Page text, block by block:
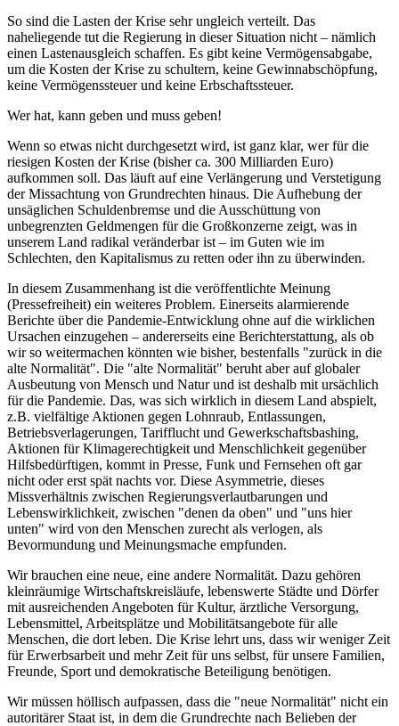
So sind die Lasten der Krise sehr ungleich verteilt. Das
naheliegende tut die Regierung in dieser Situation nicht – nämlich
einen Lastenausgleich schaffen. Es gibt keine Vermögensabgabe,
um die Kosten der Krise zu schultern, keine Gewinnabschöpfung,
keine Vermögenssteuer und keine Erbschaftssteuer.
Wer hat, kann geben und muss geben!
Wenn so etwas nicht durchgesetzt wird, ist ganz klar, wer für die
riesigen Kosten der Krise (bisher ca. 300 Milliarden Euro)
aufkommen soll. Das läuft auf eine Verlängerung und Verstetigung
der Missachtung von Grundrechten hinaus. Die Aufhebung der
unsäglichen Schuldenbremse und die Ausschüttung von
unbegrenzten Geldmengen für die Großkonzerne zeigt, was in
unserem Land radikal veränderbar ist – im Guten wie im
Schlechten, den Kapitalismus zu retten oder ihn zu überwinden.
In diesem Zusammenhang ist die veröffentlichte Meinung
(Pressefreiheit) ein weiteres Problem. Einerseits alarmierende
Berichte über die Pandemie-Entwicklung ohne auf die wirklichen
Ursachen einzugehen – andererseits eine Berichterstattung, als ob
wir so weitermachen könnten wie bisher, bestenfalls "zurück in die
alte Normalität". Die "alte Normalität" beruht aber auf globaler
Ausbeutung von Mensch und Natur und ist deshalb mit ursächlich
für die Pandemie. Das, was sich wirklich in diesem Land abspielt,
z.B. vielfältige Aktionen gegen Lohnraub, Entlassungen,
Betriebsverlagerungen, Tarifflucht und Gewerkschaftsbashing,
Aktionen für Klimagerechtigkeit und Menschlichkeit gegenüber
Hilfsbedürftigen, kommt in Presse, Funk und Fernsehen oft gar
nicht oder erst spät nachts vor. Diese Asymmetrie, dieses
Missverhältnis zwischen Regierungsverlautbarungen und
Lebenswirklichkeit, zwischen "denen da oben" und "uns hier
unten" wird von den Menschen zurecht als verlogen, als
Bevormundung und Meinungsmache empfunden.
Wir brauchen eine neue, eine andere Normalität. Dazu gehören
kleinräumige Wirtschaftskreisläufe, lebenswerte Städte und Dörfer
mit ausreichenden Angeboten für Kultur, ärztliche Versorgung,
Lebensmittel, Arbeitsplätze und Mobilitätsangebote für alle
Menschen, die dort leben. Die Krise lehrt uns, dass wir weniger Zeit
für Erwerbsarbeit und mehr Zeit für uns selbst, für unsere Familien,
Freunde, Sport und demokratische Beteiligung benötigen.
Wir müssen höllisch aufpassen, dass die "neue Normalität" nicht ein
autoritärer Staat ist, in dem die Grundrechte nach Belieben der